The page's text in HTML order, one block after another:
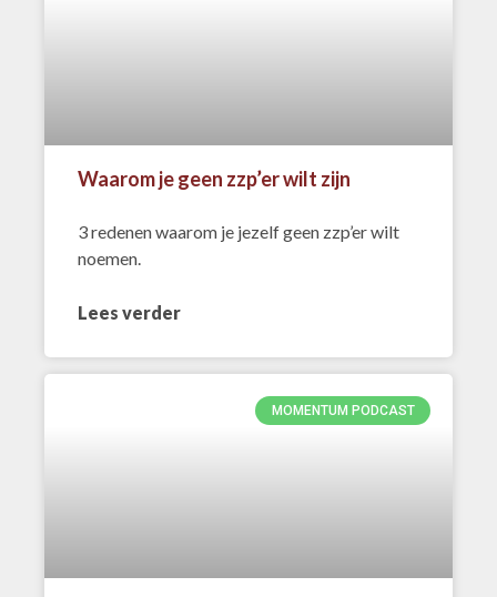
Waarom je geen zzp’er wilt zijn
3 redenen waarom je jezelf geen zzp’er wilt
noemen.
Lees verder
MOMENTUM PODCAST